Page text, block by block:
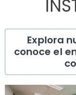
Explora
conoce el